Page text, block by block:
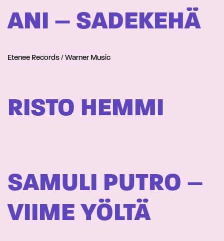
ANI – SADEKEHÄ
Etenee Records / Warner Music
RISTO HEMMI
SAMULI PUTRO –
VIIME YÖLTÄ